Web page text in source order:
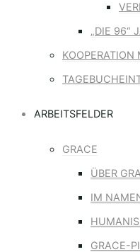
„DIE 96“
KOOPERATION
ARBEITSFELDER
GRACE
ÜBER
IM
GRACE-